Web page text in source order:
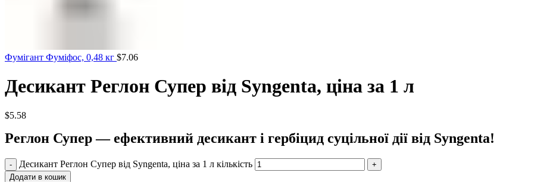
Фумігант Фуміфос, 0,48 кг $7.06
Десикант Реглон Супер від Syngenta, ціна за 1 л
$5.58
Реглон Супер — ефективний десикант і гербіцид суцільної дії від Syngenta!
Десикант Реглон Супер від Syngenta, ціна за 1 л кількість
Додати в кошик